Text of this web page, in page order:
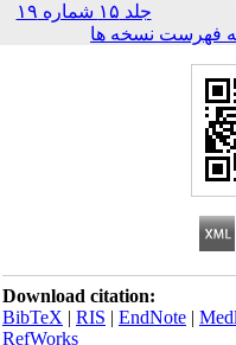
جلد ۱۵ شماره ۱۹
فهرست نسخه ها
Download citation:
BibTeX|RIS|EndNote|
RefWorks